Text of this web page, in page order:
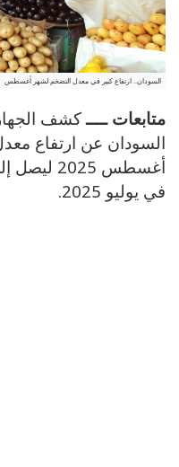
السودان.. ارتفاع كبير في معدل التضخم لشهر أغسطس
متابعات ــــكشف
السودان عن ارتفاع
في يوليو 2025.